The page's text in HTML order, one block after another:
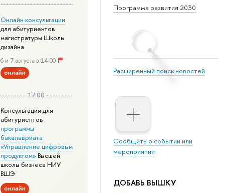
Программа развития 2030
Расширенный поиск новостей
Сообщить о событии или
мероприятии
ДОБАВЬ ВЫШКУ
Онлайн консультации
для абитуриентов
магистратуры Школы
дизайна
6 и 7 августа в 14:00
онлайн
17:00
Консультация для
абитуриентов
программы
бакалавриата
«Управление цифровым
продуктом»Высшей
школы бизнеса НИУ
ВШЭ
онлайн